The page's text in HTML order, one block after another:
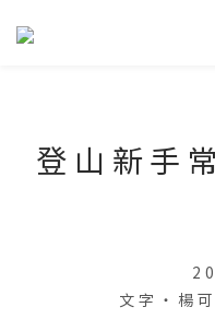
登山新手
文字 ・ 楊